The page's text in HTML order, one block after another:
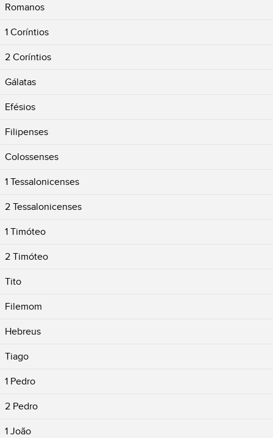
Romanos
1 Coríntios
2 Coríntios
Gálatas
Efésios
Filipenses
Colossenses
1 Tessalonicenses
2 Tessalonicenses
1 Timóteo
2 Timóteo
Tito
Filemom
Hebreus
Tiago
1 Pedro
2 Pedro
1 João